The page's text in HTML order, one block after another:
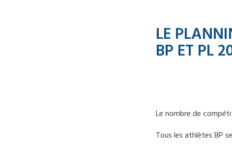
LE
BP ET PL
Le nombre de
Tous les athlètes BP